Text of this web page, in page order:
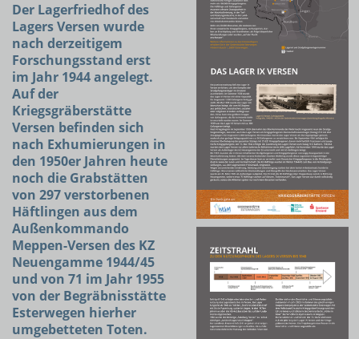
Der Lagerfriedhof des
Lagers Versen wurde
nach derzeitigem
Forschungsstand erst
im Jahr 1944 angelegt.
Auf der
Kriegsgräberstätte
Versen befinden sich
nach Exhumierungen in
den 1950er Jahren heute
noch die Grabstätten
von 297 verstorbenen
Häftlingen aus dem
Außenkommando
Meppen-Versen des KZ
Neuengamme 1944/45
und von 71 im Jahr 1955
von der Begräbnisstätte
Esterwegen hierher
umgebetteten Toten.